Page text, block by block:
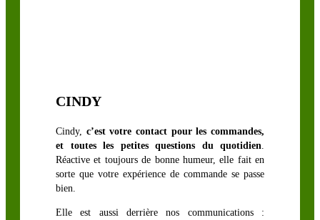
CINDY
Cindy, c’est votre contact pour les commandes,
et toutes les petites questions du quotidien
Réactive et toujours de bonne humeur, elle fait en
sorte que votre expérience de commande se passe
bien.
Elle est aussi derrière nos communications :